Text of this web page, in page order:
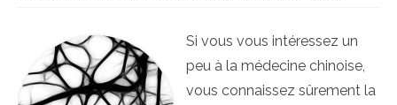
Si vous vous intéressez un
peu à la médecine chinoise,
vous connaissez sûrement la